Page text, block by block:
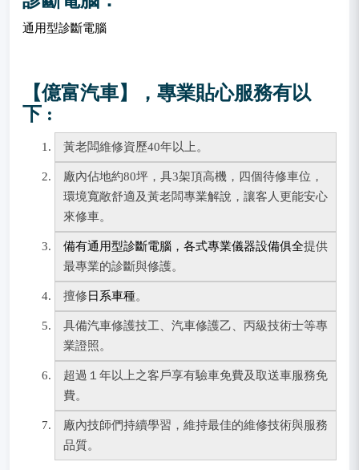
通用型診斷電腦
【億富汽車】，專業貼心服務有以
下 :
黃老闆維修資歷40年以上。
廠內佔地約80坪，具3架頂高機，四個待修車位，
環境寬敞舒適及黃老闆專業解說，讓客人更能安心
來修車。
備有通用型診斷電腦，各式專業儀器設備俱全提供
最專業的診斷與修護。
擅修 日系車種。
具備汽車修護技工、汽車修護乙、丙級技術士等專
業證照。
超過１年以上之客戶享有驗車免費及取送車服務免
費。
廠內技師們持續學習，維持最佳的維修技術與服務
品質。